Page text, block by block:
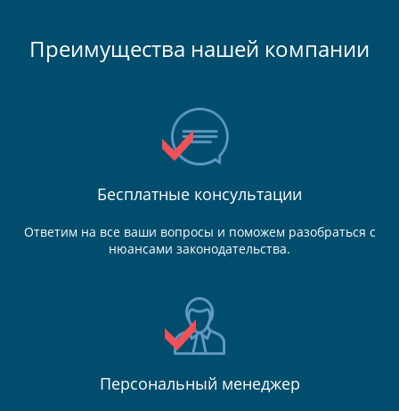
Преимущества нашей компании
Бесплатные консультации
Ответим на все ваши вопросы и поможем разобраться с
нюансами законодательства.
Персональный менеджер